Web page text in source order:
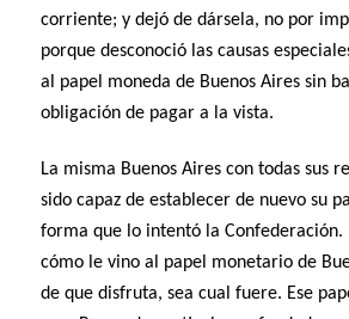
corriente; y dejó de dársela, no por
porque desconoció las causas
al papel moneda de Buenos Aires sin
obligación de pagar a la vista.
La misma Buenos Aires con todas sus
sido capaz de establecer de nuevo su
forma que lo intentó la
cómo le vino al papel monetario de
de que disfruta, sea cual fuere. Ese